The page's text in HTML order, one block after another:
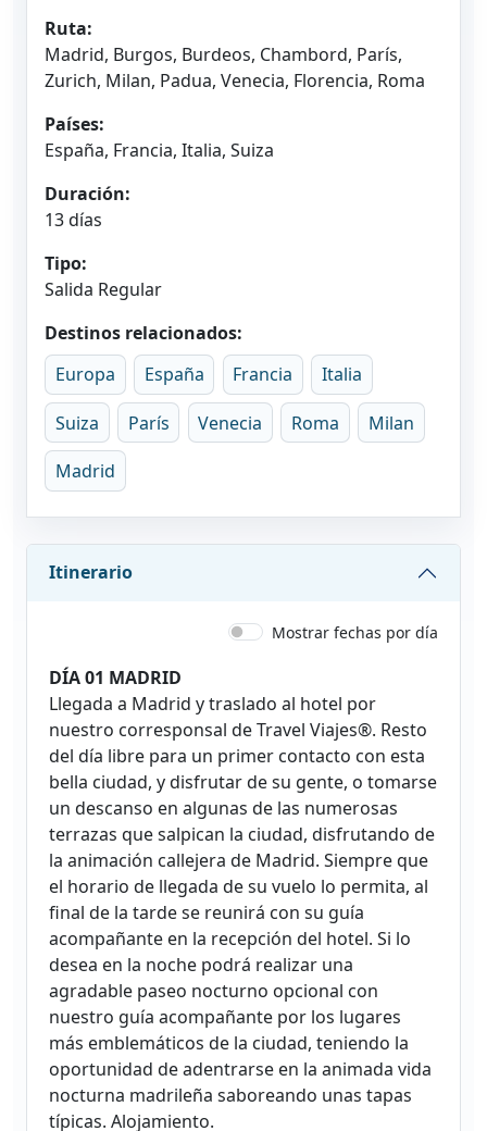
Ruta:
Madrid, Burgos, Burdeos, Chambord, París,
Zurich, Milan, Padua, Venecia, Florencia, Roma
Países:
España, Francia, Italia, Suiza
Duración:
13 días
Tipo:
Salida Regular
Destinos relacionados:
Europa
España Francia Italia
Suiza París Venecia Roma Milan
Madrid
Itinerario
Mostrar fechas por día
DÍA 01 MADRID
Llegada a Madrid y traslado al hotel por
nuestro corresponsal de Travel Viajes®. Resto
del día libre para un primer contacto con esta
bella ciudad, y disfrutar de su gente, o tomarse
un descanso en algunas de las numerosas
terrazas que salpican la ciudad, disfrutando de
la animación callejera de Madrid. Siempre que
el horario de llegada de su vuelo lo permita, al
final de la tarde se reunirá con su guía
acompañante en la recepción del hotel. Si lo
desea en la noche podrá realizar una
agradable paseo nocturno opcional con
nuestro guía acompañante por los lugares
más emblemáticos de la ciudad, teniendo la
oportunidad de adentrarse en la animada vida
nocturna madrileña saboreando unas tapas
típicas. Alojamiento.